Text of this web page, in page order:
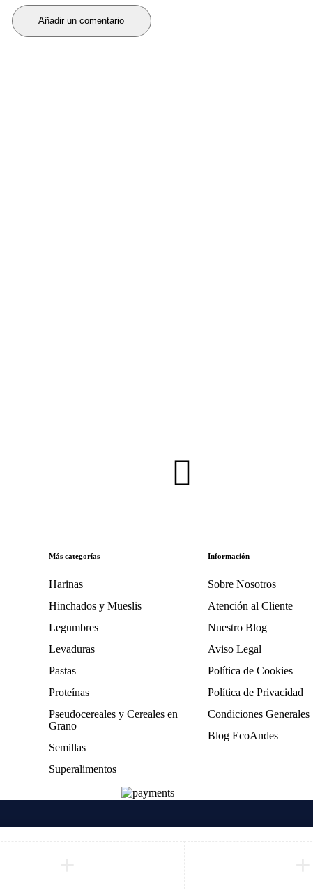
Añadir un comentario
Más categorías
Harinas
Hinchados y Mueslis
Legumbres
Levaduras
Pastas
Proteínas
Pseudocereales y Cereales en
Grano
Semillas
Superalimentos
Información
Sobre Nosotros
Atención al Cliente
Nuestro Blog
Aviso Legal
Política de Cookies
Política de Privacidad
Condiciones Generales
Blog EcoAndes